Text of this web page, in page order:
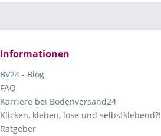
Informationen
BV24 - Blog
FAQ
Karriere bei Bodenversand24
Klicken, kleben, lose und selbstklebend?!
Ratgeber